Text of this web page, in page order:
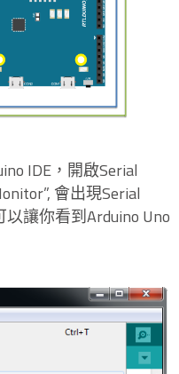
IDE，開啟Serial
會出現Serial
讓你看到Arduino Uno